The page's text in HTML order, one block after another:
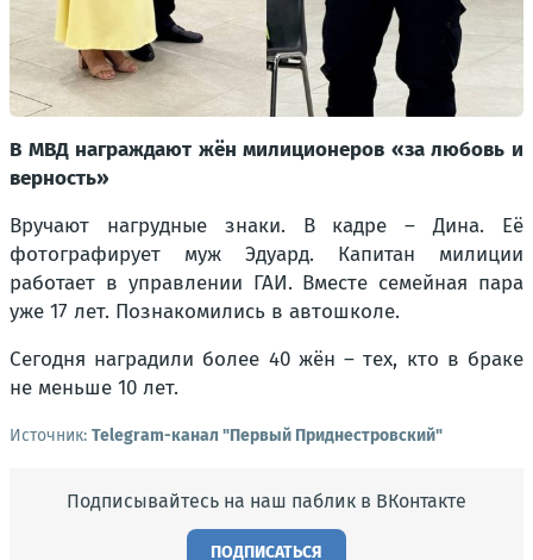
В МВД награждают жён милиционеров «за любовь и
верность»
Вручают нагрудные знаки. В кадре – Дина. Её
фотографирует муж Эдуард. Капитан милиции
работает в управлении ГАИ. Вместе семейная пара
уже 17 лет. Познакомились в автошколе.
Сегодня наградили более 40 жён – тех, кто в браке
не меньше 10 лет.
Источник: Telegram-канал "Первый Приднестровский"
Подписывайтесь на наш паблик в ВКонтакте
ПОДПИСАТЬСЯ